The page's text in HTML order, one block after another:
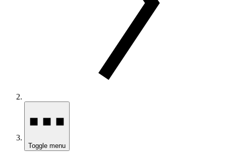
Toggle menu